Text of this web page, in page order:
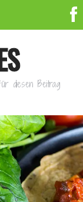
diesen Beitrag